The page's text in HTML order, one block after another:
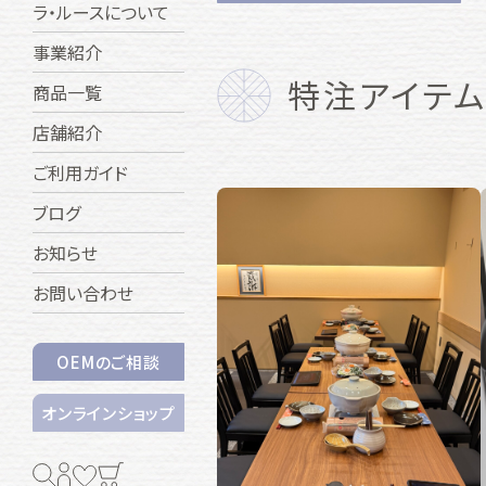
ラ・ルースについて
事業紹介
商品一覧
店舗紹介
ご利用ガイド
ブログ
お知らせ
お問い合わせ
OEMのご相談
オンラインショップ
特注アイテム